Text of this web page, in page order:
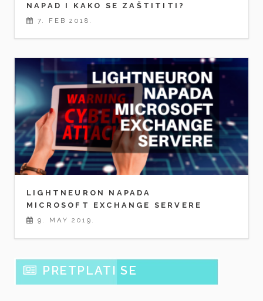
NAPAD I KAKO SE ZAŠTITITI?
7. FEB 2018.
LIGHTNEURON NAPADA
MICROSOFT EXCHANGE SERVERE
9. MAY 2019.
PRETPLATI SE